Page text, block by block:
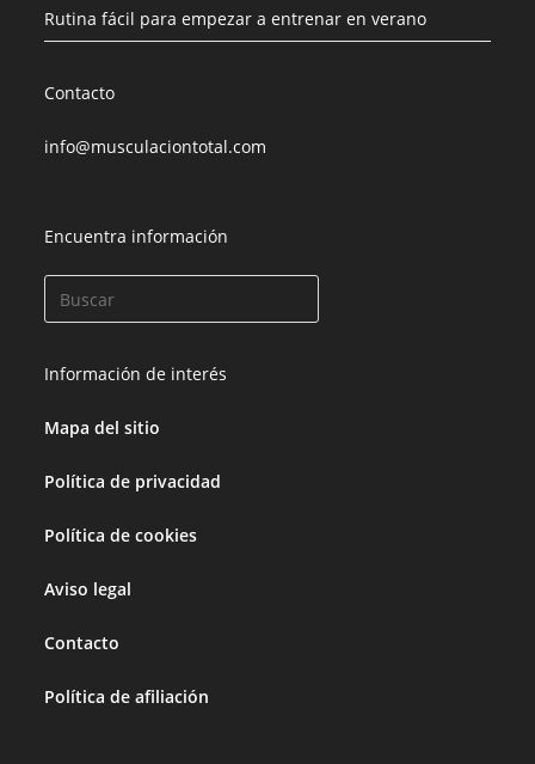
Rutina fácil para empezar a entrenar en verano
Contacto
info@musculaciontotal.com
Encuentra información
Información de interés
Mapa del sitio
Política de privacidad
Política de cookies
Aviso legal
Contacto
Política de afiliación